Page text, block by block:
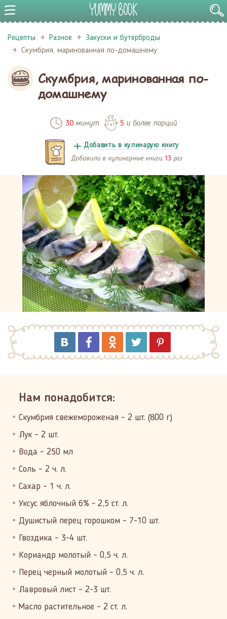
Рецепты Разное
Закуски и бутерброды
Скумбрия, маринованная по-домашнему
Скумбрия, маринованная по-
домашнему
30минут 5 и более порций
Добавить в кулинарую книгу
Добавили в кулинарные книги 13 раз
Нам понадобится:
Скумбрия свежемороженая – 2 шт. (800 г)
Лук – 2 шт.
Вода – 250 мл
Соль – 2 ч. л.
Сахар – 1 ч. л.
Уксус яблочный 6% - 2,5 ст. л.
Душистый перец горошком – 7-10 шт.
Гвоздика – 3-4 шт.
Кориандр молотый – 0,5 ч. л.
Перец черный молотый – 0,5 ч. л.
Лавровый лист – 2-3 шт.
Масло растительное – 2 ст. л.